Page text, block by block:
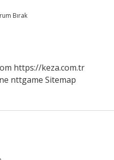
Bırak
https://keza.com.tr
nttgame Sitemap